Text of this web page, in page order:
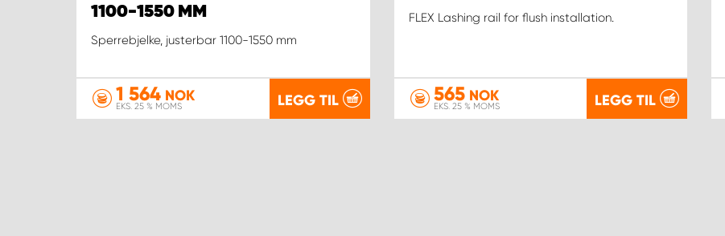
1100-1550 MM
Sperrebjelke, justerbar 1100-1550 mm
1 564 NOK
EKS. 25 % MOMS LEGG TIL
FLEX Lashing rail for flush installation.
565NOK
EKS. 25 % MOMS LEGG TIL